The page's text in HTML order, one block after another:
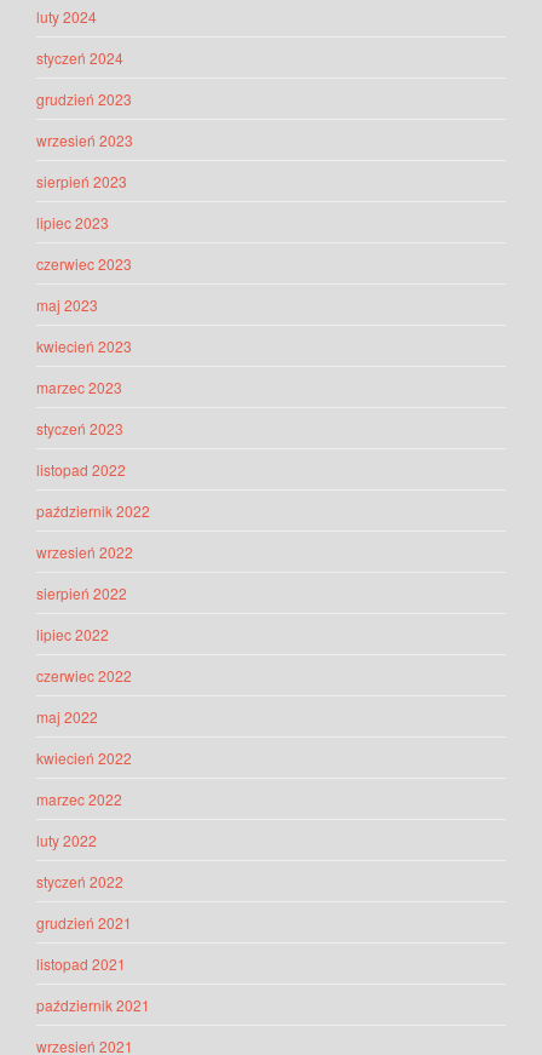
luty 2024
styczeń 2024
grudzień 2023
wrzesień 2023
sierpień 2023
lipiec 2023
czerwiec 2023
maj 2023
kwiecień 2023
marzec 2023
styczeń 2023
listopad 2022
październik 2022
wrzesień 2022
sierpień 2022
lipiec 2022
czerwiec 2022
maj 2022
kwiecień 2022
marzec 2022
luty 2022
styczeń 2022
grudzień 2021
listopad 2021
październik 2021
wrzesień 2021